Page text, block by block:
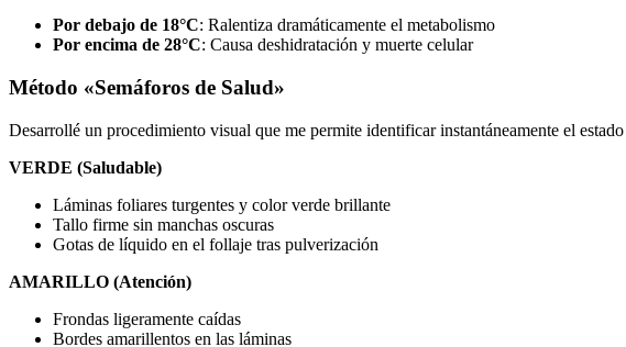
Por debajo de 18°C: Ralentiza dramáticamente el metabolismo
Por encima de 28°C: Causa deshidratación y muerte celular
Método «Semáforos de Salud»
Desarrollé un procedimiento visual que me permite identificar instantáneamente el estado
VERDE (Saludable)
Láminas foliares turgentes y color verde brillante
Tallo firme sin manchas oscuras
Gotas de líquido en el follaje tras pulverización
AMARILLO (Atención)
Frondas ligeramente caídas
Bordes amarillentos en las láminas